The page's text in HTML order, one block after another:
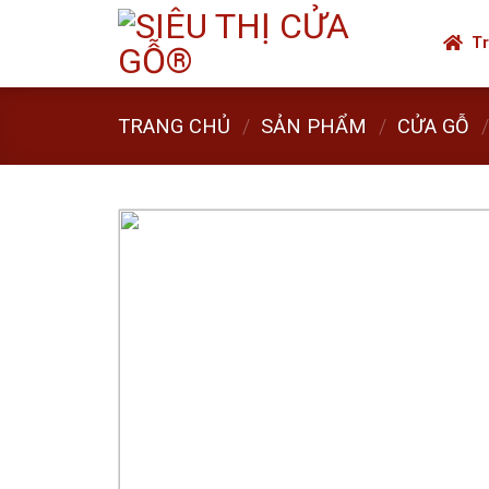
TRANG CHỦ / SẢN PHẨM / CỬA GỖ /